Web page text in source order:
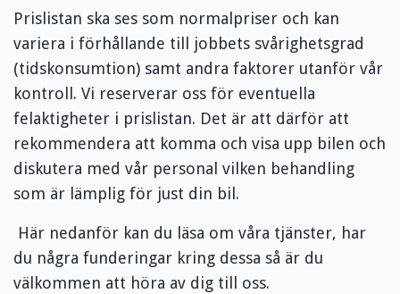
Prislistan ska ses som normalpriser och kan
variera i förhållande till jobbets svårighetsgrad
(tidskonsumtion) samt andra faktorer utanför vår
kontroll. Vi reserverar oss för eventuella
felaktigheter i prislistan. Det är att därför att
rekommendera att komma och visa upp bilen och
diskutera med vår personal vilken behandling
som är lämplig för just din bil.
Här nedanför kan du läsa om våra tjänster, har
du några funderingar kring dessa så är du
välkommen att höra av dig till oss.